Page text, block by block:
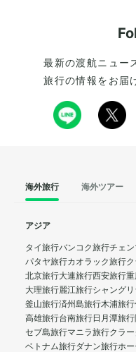
最新の渡航ニュー
旅行の情報をお
海外旅行 海外ツアー
アジア
タイ旅行バンコク旅行チェ
パタヤ旅行カオラック旅行
北京旅行大連旅行西安旅行
大理旅行麗江旅行シャング
釜山旅行済州島旅行木浦旅行
高雄旅行台南旅行日月潭旅行
セブ島旅行マニラ旅行クラ
ベトナム旅行ダナン旅行ホ